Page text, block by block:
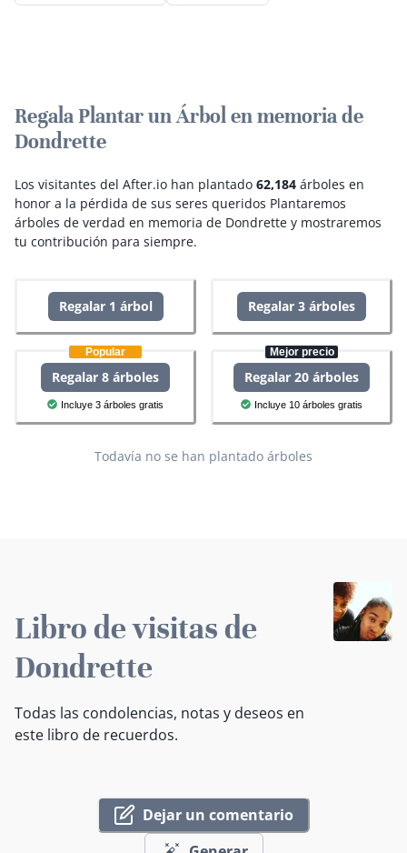
Regala Plantar un Árbol en memoria de
Dondrette
Los visitantes del After.io han plantado 62,184 árboles en
honor a la pérdida de sus seres queridos Plantaremos
árboles de verdad en memoria de Dondrette y mostraremos
tu contribución para siempre.
Regalar 1 árbol Regalar 3 árboles
Popular
Regalar 8 árboles
Incluye 3 árboles gratis
Mejor precio
Regalar 20 árboles
Incluye 10 árboles gratis
Todavía no se han plantado árboles
Libro de visitas de
Dondrette
Todas las condolencias, notas y deseos en
este libro de recuerdos.
Dejar un comentario